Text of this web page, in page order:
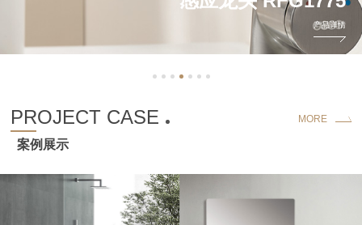
产品详情
PROJECT CASE
案例展示
MORE